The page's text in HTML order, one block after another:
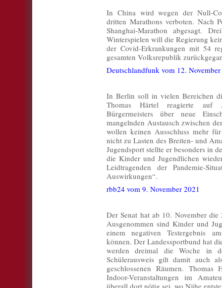
In China wird wegen der Null-
dritten Marathons verboten. Nach
Shanghai-Marathon abgesagt.
Winterspielen will die Regierung
der Covid-Erkrankungen mit 54
gesamten Volksrepublik
Deutschlandfunk vom 12.
In Berlin soll in vielen Bereichen
Thomas Härtel reagierte auf
Bürgermeisters über neue
mangelnden Austausch zwischen
wollen keinen Ausschluss mehr
nicht zu Lasten des Breiten- und
Jugendsport stellte er besonders in
die Kinder und Jugendlichen
Leidtragenden der Pandemie-
Auswirkungen“.
rbb24 vom 9. November 2021
Der Senat hat ab 10. November
Ausgenommen sind Kinder und
einem negativen Testergebnis
können. Der Landessportbund hat
werden dreimal die Woche in
Schülerausweis gilt damit auch
geschlossenen Räumen.
Indoor-Veranstaltungen im
überall dort nötig sei, wo Nähe